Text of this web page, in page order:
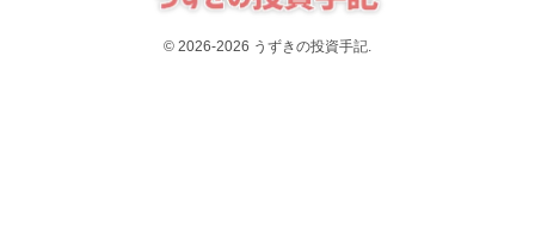
© 2026-2026 うずきの投資手記.